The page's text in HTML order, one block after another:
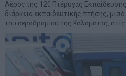
Αέρος της 120 Πτέρυγας
διάρκεια εκπαιδευτικής πτήσης, μισό
του αεροδρομίου της Καλαμάτας,